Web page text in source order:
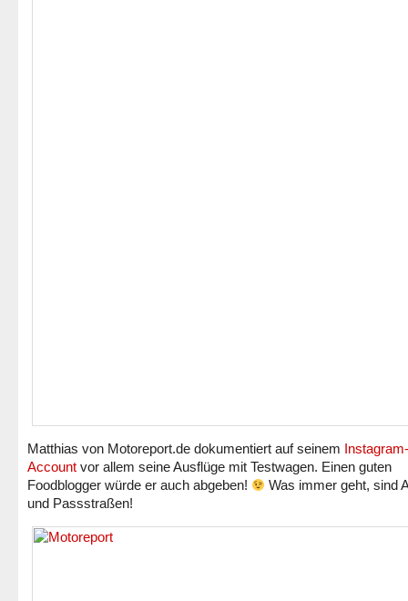
Matthias von Motoreport.de dokumentiert auf seinem Instagram-
Account vor allem seine Ausflüge mit Testwagen. Einen guten
Foodblogger würde er auch abgeben!
Was immer geht, sind
und Passstraßen!